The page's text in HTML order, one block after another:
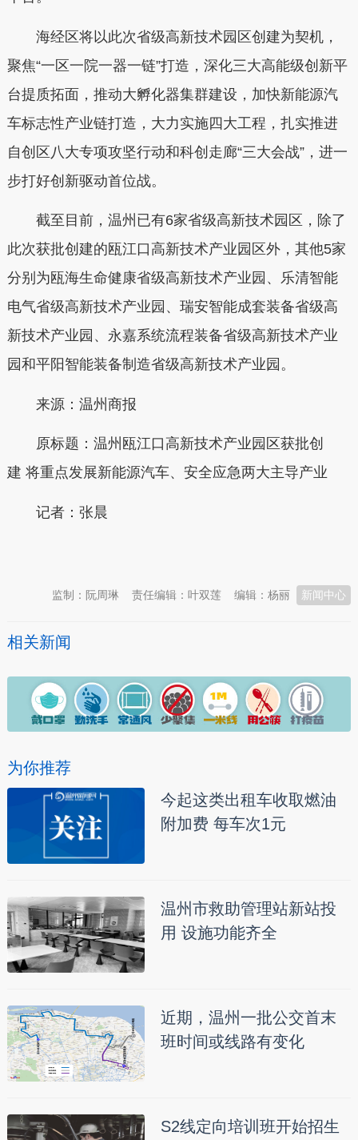
海经区将以此次省级高新技术园区创建为契机，
聚焦“一区一院一器一链”打造，深化三大高能级创新平
台提质拓面，推动大孵化器集群建设，加快新能源汽
车标志性产业链打造，大力实施四大工程，扎实推进
自创区八大专项攻坚行动和科创走廊“三大会战”，进一
步打好创新驱动首位战。
截至目前，温州已有6家省级高新技术园区，除了
此次获批创建的瓯江口高新技术产业园区外，其他5家
分别为瓯海生命健康省级高新技术产业园、乐清智能
电气省级高新技术产业园、瑞安智能成套装备省级高
新技术产业园、永嘉系统流程装备省级高新技术产业
园和平阳智能装备制造省级高新技术产业园。
来源：温州商报
原标题：温州瓯江口高新技术产业园区获批创
建 将重点发展新能源汽车、安全应急两大主导产业
记者： 张晨
新闻中心
编辑：杨丽
责任编辑：叶双莲
监制：阮周琳
相关新闻
为你推荐
今起这类出租车收取燃油
附加费 每车次1元
温州市救助管理站新站投
用 设施功能齐全
近期，温州一批公交首末
班时间或线路有变化
S2线定向培训班开始招生